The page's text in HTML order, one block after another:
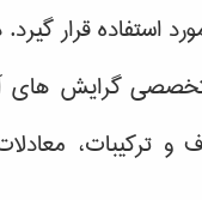
استفاده قرار
گرایش های
و تركیبات،